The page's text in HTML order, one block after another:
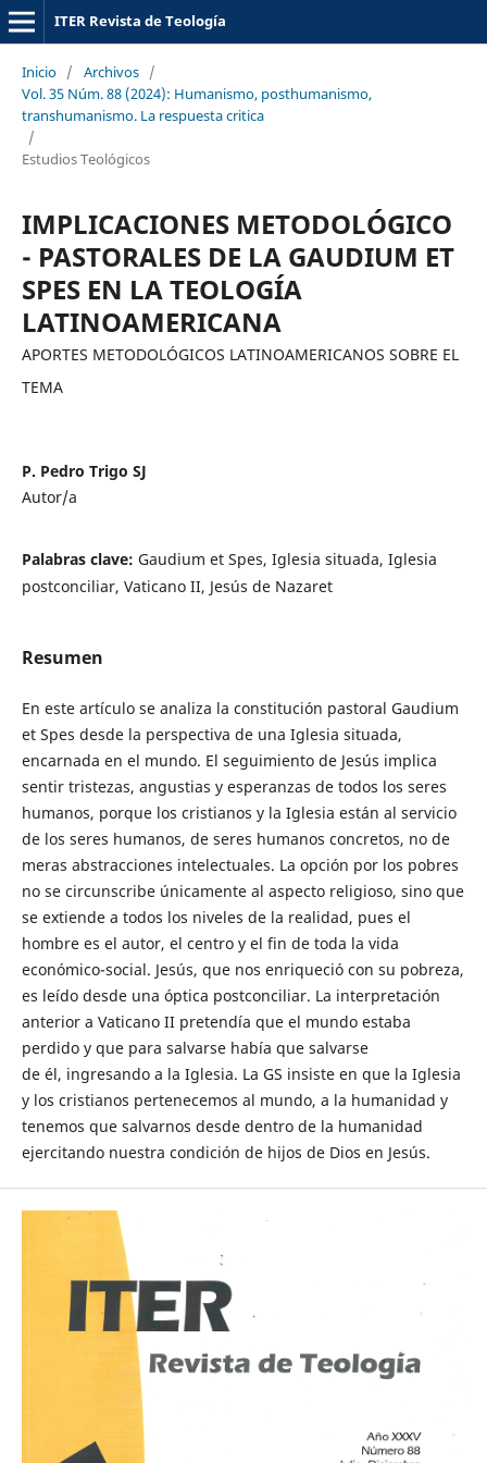
ITER Revista de Teología
Inicio / Archivos /
Vol. 35 Núm. 88 (2024): Humanismo, posthumanismo,
transhumanismo. La respuesta critica
/
Estudios Teológicos
IMPLICACIONES METODOLÓGICO
- PASTORALES DE LA GAUDIUM ET
SPES EN LA TEOLOGÍA
LATINOAMERICANA
APORTES METODOLÓGICOS LATINOAMERICANOS SOBRE EL
TEMA
P. Pedro Trigo SJ
Autor/a
Palabras clave: Gaudium et Spes, Iglesia situada, Iglesia
postconciliar, Vaticano II, Jesús de Nazaret
Resumen
En este artículo se analiza la constitución pastoral Gaudium
et Spes desde la perspectiva de una Iglesia situada,
encarnada en el mundo. El seguimiento de Jesús implica
sentir tristezas, angustias y esperanzas de todos los seres
humanos, porque los cristianos y la Iglesia están al servicio
de los seres humanos, de seres humanos concretos, no de
meras abstracciones intelectuales. La opción por los pobres
no se circunscribe únicamente al aspecto religioso, sino que
se extiende a todos los niveles de la realidad, pues el
hombre es el autor, el centro y el fin de toda la vida
económico-social. Jesús, que nos enriqueció con su pobreza,
es leído desde una óptica postconciliar. La interpretación
anterior a Vaticano II pretendía que el mundo estaba
perdido y que para salvarse había que salvarse
de él, ingresando a la Iglesia. La GS insiste en que la Iglesia
y los cristianos pertenecemos al mundo, a la humanidad y
tenemos que salvarnos desde dentro de la humanidad
ejercitando nuestra condición de hijos de Dios en Jesús.